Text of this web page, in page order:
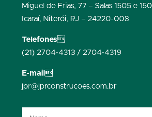
Miguel de Frias, 77 – Salas 1505 e
Icaraí, Niterói, RJ – 24220-008
Telefones
(21) 2704-4313 / 2704-4319
E-mail
jpr@jprconstrucoes.com.br